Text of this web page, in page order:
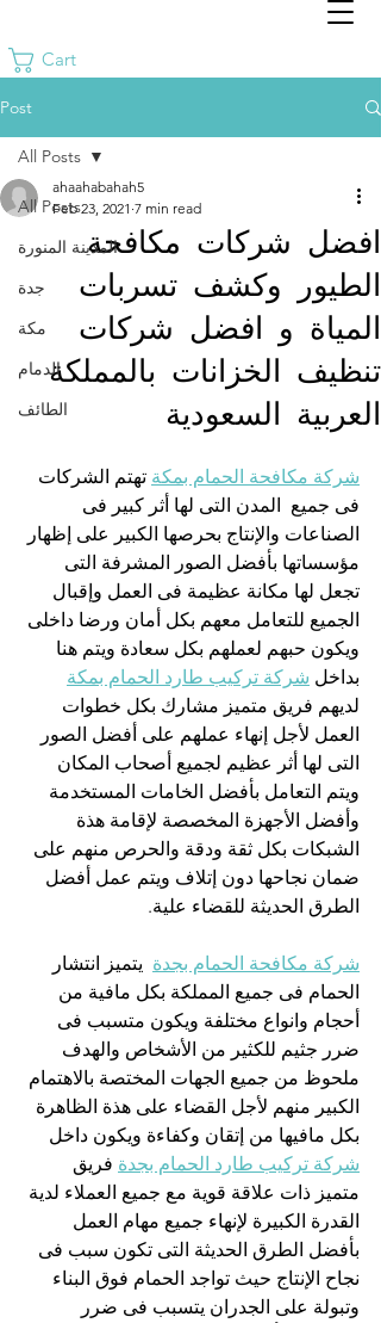
Cart
Post
All Posts
المدينة المنورة
جدة
مكة
الدمام
الطائف
All Posts
افضل شركات مكافحة
الطيور وكشف تسربات
المياة و افضل شركات
تنظيف الخزانات بالمملكة
العربية السعودية
ahaahabahah5
Feb 23, 2021 7 min read
شركة مكافحة الحمام بمكة تهتم الشركات
فى جميع  المدن التى لها أثر كبير فى
الصناعات والإنتاج بحرصها الكبير على إظهار
مؤسساتها بأفضل الصور المشرفة التى
تجعل لها مكانة عظيمة فى العمل وإقبال
الجميع للتعامل معهم بكل أمان ورضا داخلى
ويكون حبهم لعملهم بكل سعادة ويتم هنا
بداخل شركة تركيب طارد الحمام بمكة
لديهم فريق متميز مشارك بكل خطوات
العمل لأجل إنهاء عملهم على أفضل الصور
التى لها أثر عظيم لجميع أصحاب المكان
ويتم التعامل بأفضل الخامات المستخدمة
وأفضل الأجهزة المخصصة لإقامة هذة
الشبكات بكل ثقة ودقة والحرص منهم على
ضمان نجاحها دون إتلاف ويتم عمل أفضل
الطرق الحديثة للقضاء علية.
شركة مكافحة الحمام بجدة
  يتميز انتشار
الحمام فى جميع المملكة بكل مافية من
أحجام وانواع مختلفة ويكون متسبب فى
ضرر جثيم للكثير من الأشخاص والهدف
ملحوظ من جميع الجهات المختصة بالاهتمام
الكبير منهم لأجل القضاء على هذة الظاهرة
بكل مافيها من إتقان وكفاءة ويكون داخل
شركة تركيب طارد الحمام بجدة فريق
متميز ذات علاقة قوية مع جميع العملاء لدية
القدرة الكبيرة لإنهاء جميع مهام العمل
بأفضل الطرق الحديثة التى تكون سبب فى
نجاح الإنتاج حيث تواجد الحمام فوق البناء
وتبولة على الجدران يتسبب فى ضرر